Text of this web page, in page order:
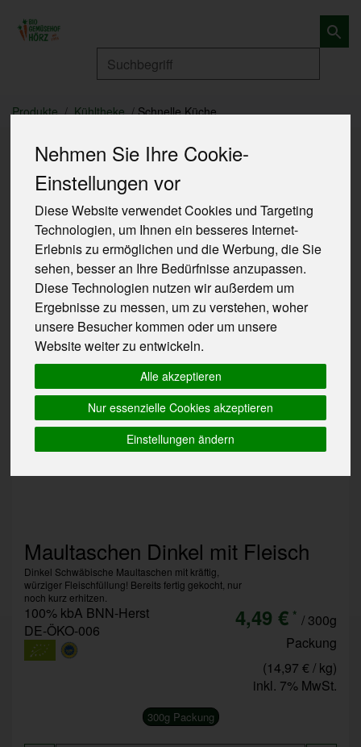
Nehmen Sie Ihre Cookie-
Einstellungen vor
Diese Website verwendet Cookies und Targeting
Technologien, um Ihnen ein besseres Internet-
Erlebnis zu ermöglichen und die Werbung, die Sie
sehen, besser an Ihre Bedürfnisse anzupassen.
Diese Technologien nutzen wir außerdem um
Ergebnisse zu messen, um zu verstehen, woher
unsere Besucher kommen oder um unsere
Website weiter zu entwickeln.
Alle akzeptieren
Nur essenzielle Cookies akzeptieren
Einstellungen ändern
Produkte Kühltheke Schnelle Küche
Maultaschen Dinkel mit Fleisch
Dinkel Schwäbische Maultaschen mit kräftig,
würziger Fleischfüllung! Bereits fertig gekocht, nur
noch kurz erhitzen.
100% kbA BNN-Herst
DE-ÖKO-006
4,49 € * / 300g
Packung
(14,97 € / kg)
inkl. 7% MwSt.
300g Packung